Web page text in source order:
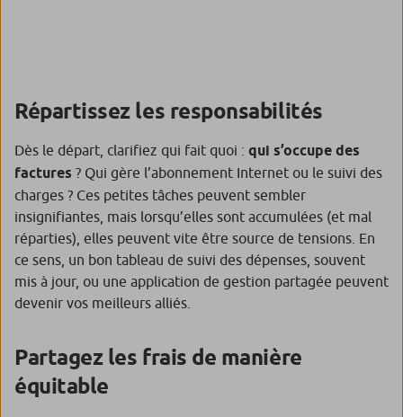
Répartissez les responsabilités
Dès le départ, clarifiez qui fait quoi : qui s’occupe des
factures ? Qui gère l’abonnement Internet ou le suivi des
charges ? Ces petites tâches peuvent sembler
insignifiantes, mais lorsqu’elles sont accumulées (et mal
réparties), elles peuvent vite être source de tensions. En
ce sens, un bon tableau de suivi des dépenses, souvent
mis à jour, ou une application de gestion partagée peuvent
devenir vos meilleurs alliés.
Partagez les frais de manière
équitable